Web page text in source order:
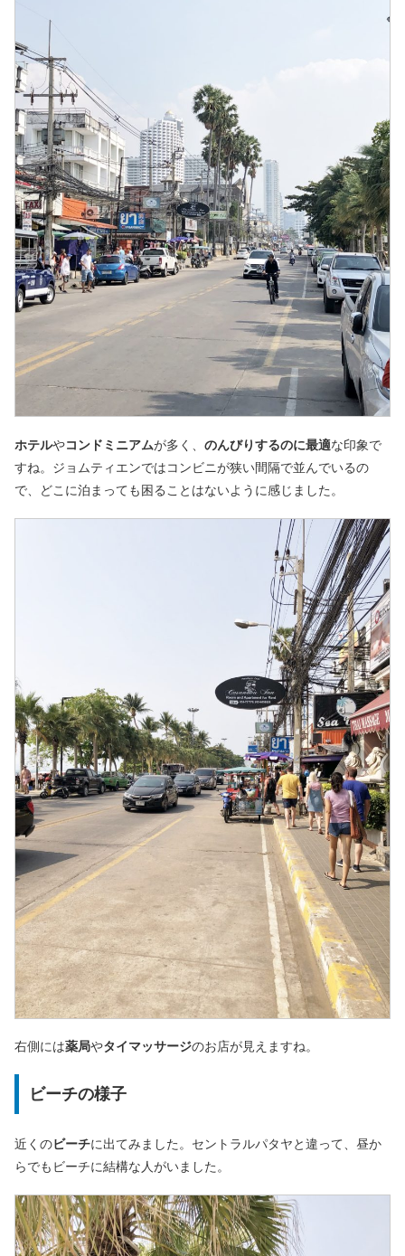
ホテルやコンドミニアムが多く、 のんびりするのに最適な印象で
すね。ジョムティエンではコンビニが狭い間隔で並んでいるの
で、どこに泊まっても困ることはないように感じました。
右側には薬局やタイマッサージのお店が見えますね。
ビーチの様子
近くのビーチに出てみました。セントラルパタヤと違って、昼か
らでもビーチに結構な人がいました。